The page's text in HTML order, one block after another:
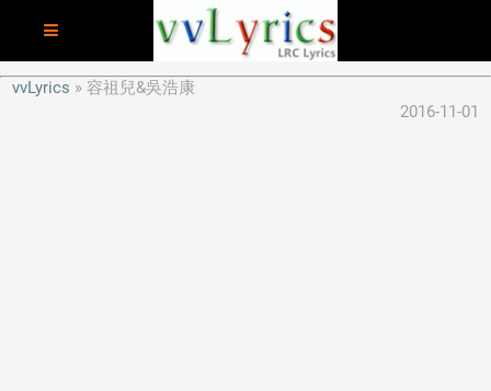
vvLyrics
容祖兒&吳浩康
2016-11-01